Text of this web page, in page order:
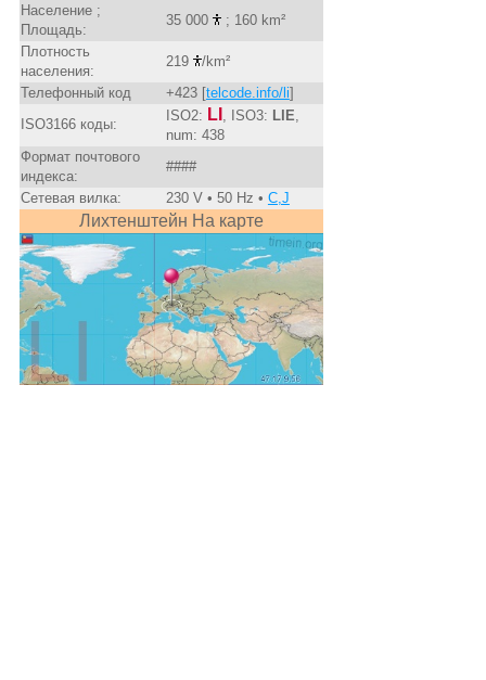
Население ;
Площадь:
35 000
; 160 km²
Плотность
населения:
219
/km²
Телефонный код
+423 [telcode.info/li]
ISO3166 коды:
ISO2: LI , ISO3: LIE
num: 438
Формат почтового
индекса:
####
Сетевая вилка:
230 V • 50 Hz • C,J
Лихтенштейн На карте